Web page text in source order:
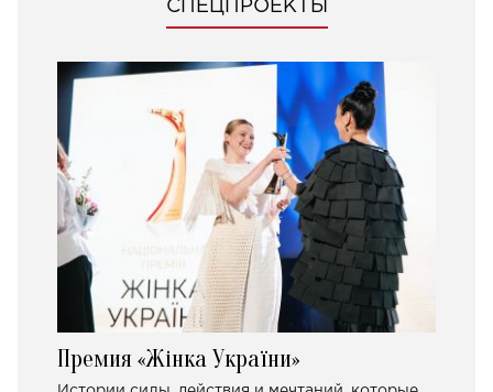
СПЕЦПРОЕКТЫ
Премия «Жінка України»